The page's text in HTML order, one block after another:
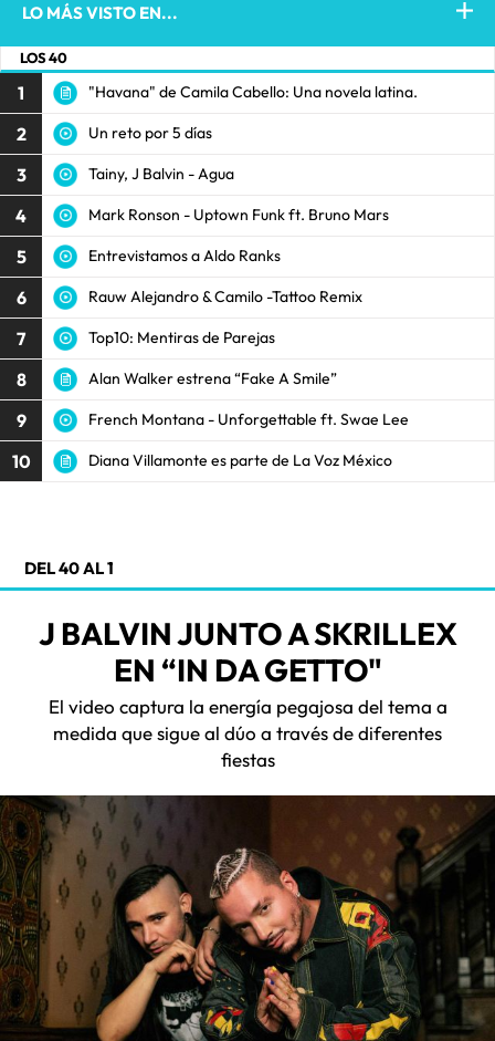
LO MÁS VISTO EN...
LOS 40
1 "Havana" de Camila Cabello: Una novela latina.
2 Un reto por 5 días
3 Tainy, J Balvin - Agua
4 Mark Ronson - Uptown Funk ft. Bruno Mars
5 Entrevistamos a Aldo Ranks
6 Rauw Alejandro & Camilo -Tattoo Remix
7 Top10: Mentiras de Parejas
8 Alan Walker estrena “Fake A Smile”
9 French Montana - Unforgettable ft. Swae Lee
10 Diana Villamonte es parte de La Voz México
DEL 40 AL 1
J BALVIN JUNTO A SKRILLEX
EN “IN DA GETTO"
El video captura la energía pegajosa del tema a
medida que sigue al dúo a través de diferentes
fiestas